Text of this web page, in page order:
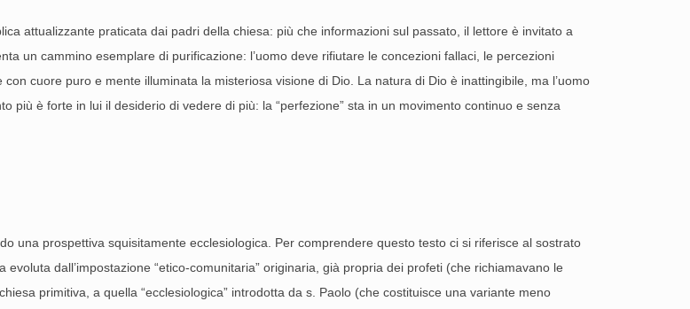
attualizzante praticata dai padri della chiesa: più che informazioni sul passato, il lettore è invitato a
un cammino esemplare di purificazione: l’uomo deve rifiutare le concezioni fallaci, le percezioni
cuore puro e mente illuminata la misteriosa visione di Dio. La natura di Dio è inattingibile, ma l’uomo
più è forte in lui il desiderio di vedere di più: la “perfezione” sta in un movimento continuo e senza
una prospettiva squisitamente ecclesiologica. Per comprendere questo testo ci si riferisce al sostrato
dall’impostazione “etico-comunitaria” originaria, già propria dei profeti (che richiamavano le
primitiva, a quella “ecclesiologica” introdotta da s. Paolo (che costituisce una variante meno